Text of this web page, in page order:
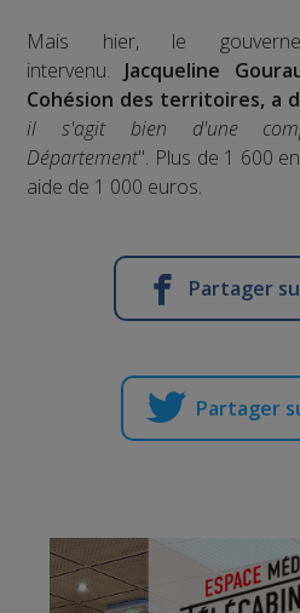
Mais hier, le
intervenu. Jacqueline
Cohésion des territoires, a
il s'agit bien d'une
Département". Plus de 1 600
aide de 1 000 euros.
Partager
Partager